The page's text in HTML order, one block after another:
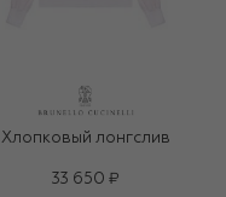
Хлопковый лонгслив
33 650 ₽